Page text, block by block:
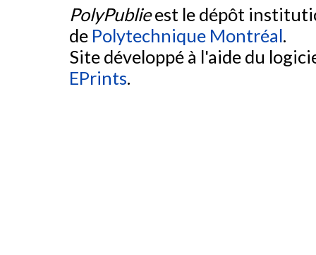
PolyPublieest le dépôt
de Polytechnique Montréal.
Site développé à l'aide du
EPrints.